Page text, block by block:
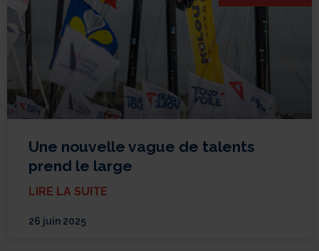
Une nouvelle vague de talents
prend le large
LIRE LA SUITE
26 juin 2025